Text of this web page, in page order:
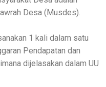
Desa (Musdes).
1 kali dalam satu
Pendapatan dan
dijelasakan dalam UU